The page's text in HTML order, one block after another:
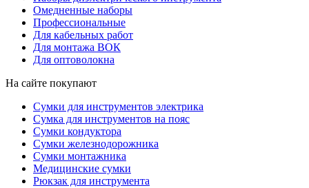
Омедненные наборы
Профессиональные
Для кабельных работ
Для монтажа ВОК
Для оптоволокна
На сайте покупают
Сумки для инструментов электрика
Сумка для инструментов на пояс
Сумки кондуктора
Сумки железнодорожника
Сумки монтажника
Медицинские сумки
Рюкзак для инструмента